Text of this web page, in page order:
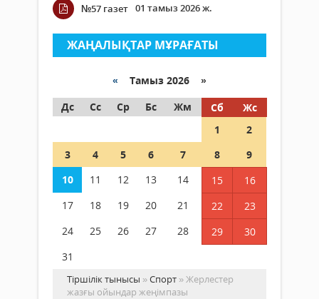
№57 газет 01 тамыз 2026 ж.
ЖАҢАЛЫҚТАР МҰРАҒАТЫ
« Тамыз 2026 »
Дс
Сс Ср Бс Жм Сб
Жс
1
2
3
4 5 6 7 8
9
10
11 12 13 14 15
16
17
18 19 20 21 22
23
24
25 26 27 28 29
30
31
Тіршілік тынысы »Спорт » Жерлестер
жазғы ойындар жеңімпазы